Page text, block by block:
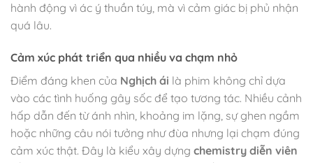
hành động vì ác ý thuần túy, mà vì cảm giác bị phủ nhận
quá lâu.
Cảm xúc phát triển qua nhiều va chạm nhỏ
Điểm đáng khen của Nghịch ái là phim không chỉ dựa
vào các tình huống gây sốc để tạo tương tác. Nhiều cảnh
hấp dẫn đến từ ánh nhìn, khoảng im lặng, sự ghen ngầm
hoặc những câu nói tưởng như đùa nhưng lại chạm đúng
cảm xúc thật. Đây là kiểu xây dựng chemistry diễn viên